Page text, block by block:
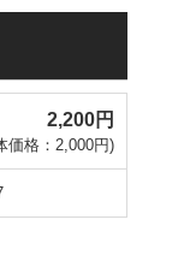
2,200円
価格：2,000円)